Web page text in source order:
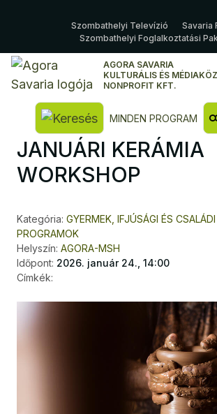
Szombathelyi Televízió
Savaria
Szombathelyi Foglalkoztatási
AGORA SAVARIA
KULTURÁLIS ÉS
NONPROFIT KFT.
Kereső megnyitása
MINDEN PROGRAM
JANUÁRI KERÁMIA
WORKSHOP
Kategória: GYERMEK, IFJÚSÁGI ÉS CSALÁDI
PROGRAMOK
Helyszín: AGORA-MSH
Időpont: 2026. január 24., 14:00
Címkék: